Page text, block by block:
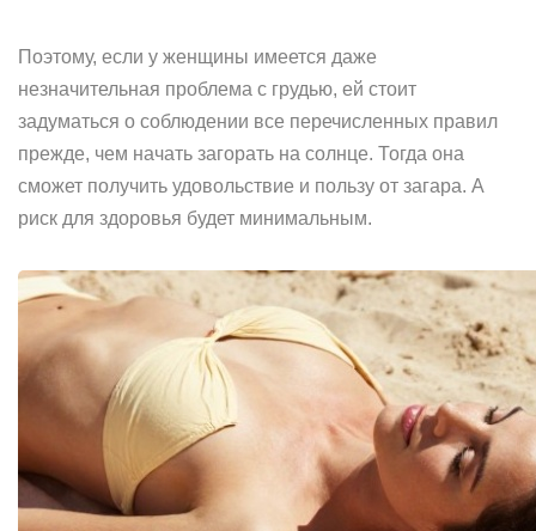
Поэтому, если у женщины имеется даже
незначительная проблема с грудью, ей стоит
задуматься о соблюдении все перечисленных правил
прежде, чем начать загорать на солнце. Тогда она
сможет получить удовольствие и пользу от загара. А
риск для здоровья будет минимальным.